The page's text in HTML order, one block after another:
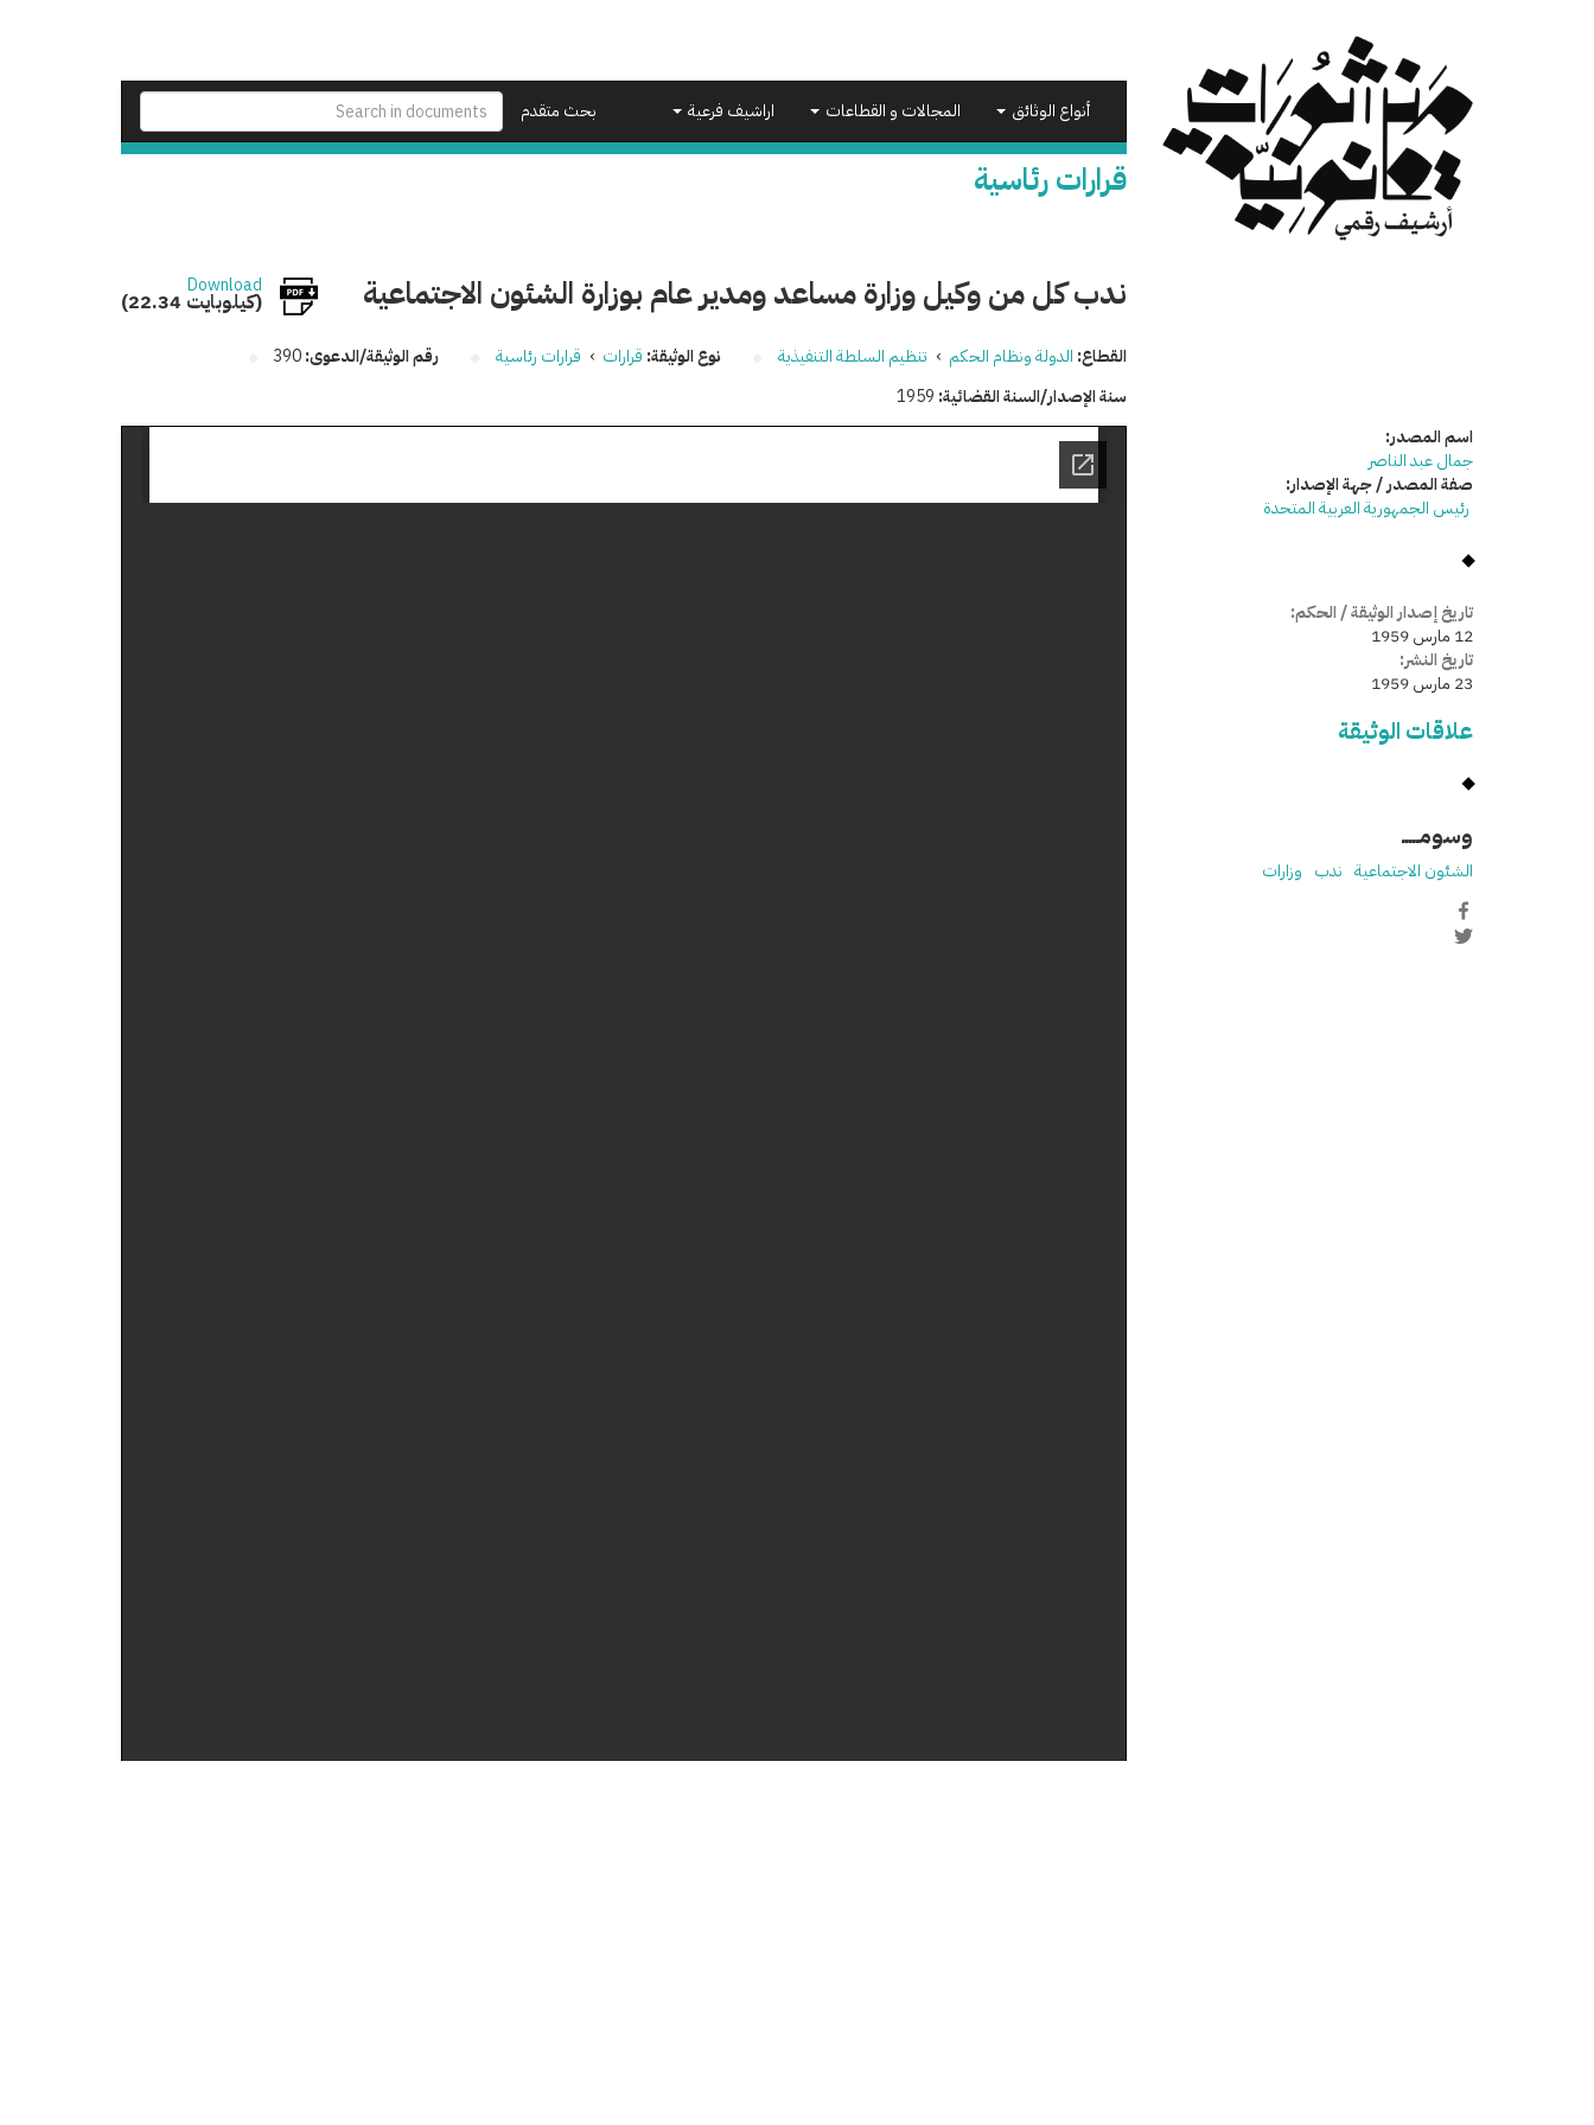
بحث متقدم
أنواع الوثائق المجالات و القطاعات اراشيف فرعية
قرارات رئاسية
ندب كل من وكيل وزارة مساعد ومدير عام بوزارة الشئون الاجتماعية Download
(22.34 كيلوبايت)
القطاع: الدولة ونظام الحكم › تنظيم السلطة التنفيذية نوع الوثيقة: قرارات › قرارات رئاسية رقم الوثيقة/الدعوى:390
سنة الإصدار/السنة القضائية: 1959
اسم المصدر:
جمال عبد الناصر
صفة المصدر / جهة الإصدار:
رئيس الجمهورية العربية المتحدة
تاريخ إصدار الوثيقة / الحكم:
12 مارس 1959
تاريخ النشر:
23 مارس 1959
علاقات الوثيقة
وسومـــــ
الشئون الاجتماعية ندب وزارات